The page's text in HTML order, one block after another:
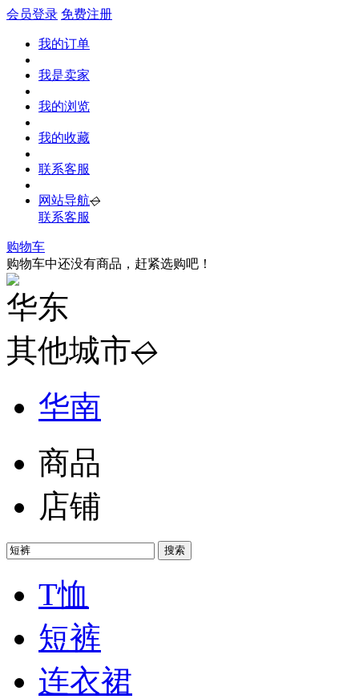
会员登录 免费注册
我的订单
我是卖家
我的浏览
我的收藏
联系客服
网站导航◇
联系客服
购物车
购物车中还没有商品，赶紧选购吧！
华东
其他城市◇
华南
商品
店铺
搜索
T恤
短裤
连衣裙